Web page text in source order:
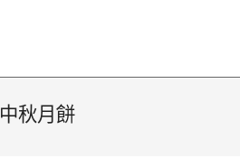
中秋月餅